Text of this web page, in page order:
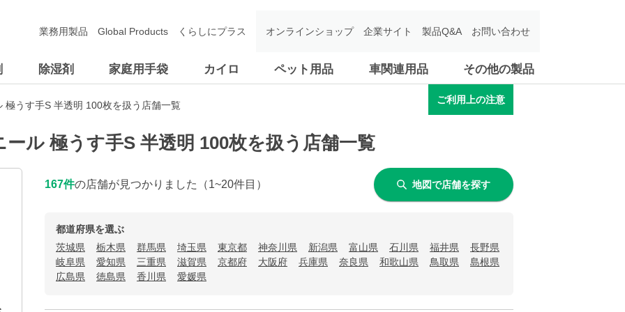
除湿剤 家庭用手袋 カイロ ペット用品 車関連用品 その他の製品
業務用製品 Global Products くらしにプラス オンラインショップ 企業サイト 製品Q&A お問い合わせ
極うす手S 半透明 100枚を扱う店舗一覧
ご利用上の注意
ル 極うす手S 半透明 100枚を扱う店舗一覧
167件の店舗が見つかりました （1~20件目） 地図で店舗を探す
都道府県を選ぶ
茨城県
栃木県 群馬県 埼玉県 東京都 神奈川県 新潟県 富山県 石川県 福井県
長野県
岐阜県
愛知県 三重県 滋賀県 京都府 大阪府 兵庫県 奈良県 和歌山県 鳥取県
島根県
広島県
徳島県 香川県 愛媛県